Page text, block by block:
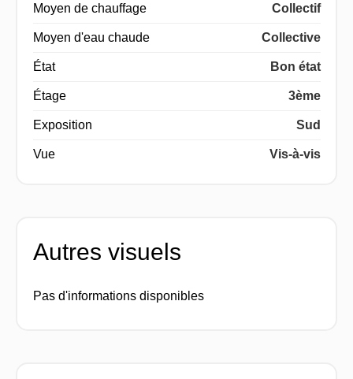
Moyen de chauffage Collectif
Moyen d'eau chaude Collective
État Bon état
Étage 3ème
Exposition Sud
Vue Vis-à-vis
Autres visuels
Pas d'informations disponibles